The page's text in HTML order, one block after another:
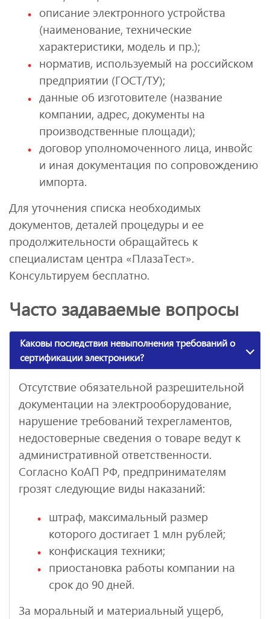
описание электронного устройства
(наименование, технические
характеристики, модель и пр.);
норматив, используемый на российском
предприятии (ГОСТ/ТУ);
данные об изготовителе (название
компании, адрес, документы на
производственные площади);
договор уполномоченного лица, инвойс
и иная документация по сопровождению
импорта.
Для уточнения списка необходимых
документов, деталей процедуры и ее
продолжительности обращайтесь к
специалистам центра «ПлазаТест».
Консультируем бесплатно.
Часто задаваемые вопросы
Каковы последствия невыполнения требований о
сертификации электроники?
Отсутствие обязательной разрешительной
документации на электрооборудование,
нарушение требований техрегламентов,
недостоверные сведения о товаре ведут к
административной ответственности.
Согласно КоАП РФ, предпринимателям
грозят следующие виды наказаний:
штраф, максимальный размер
которого достигает 1 млн рублей;
конфискация техники;
приостановка работы компании на
срок до 90 дней.
За моральный и материальный ущерб,